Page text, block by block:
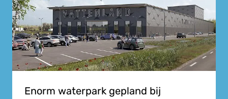
Enorm waterpark gepland bij